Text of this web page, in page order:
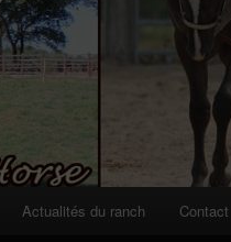
Actualités du ranch Contact